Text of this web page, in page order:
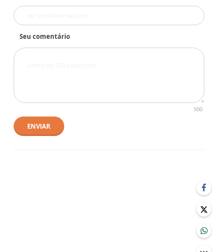
Seu comentário
500
ENVIAR